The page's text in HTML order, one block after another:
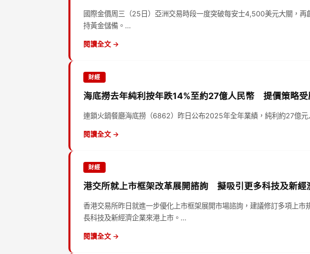
國際金價周三（25日）亞洲交易時段一度突破每安士4,500美元大關，
持黃金儲備。…
閱讀全文 →
財經
海底撈去年純利按年跌14%至約27億人民幣 提價策略受
連鎖火鍋餐廳海底撈（6862）昨日公布2025年全年業績，純利約27億
閱讀全文 →
財經
港交所就上市框架改革展開諮詢 擬吸引更多科技及新經
香港交易所昨日就進一步優化上市框架展開市場諮詢，建議修訂多項上
長科技及新經濟企業來港上市。…
閱讀全文 →